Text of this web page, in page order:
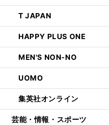
T JAPAN
HAPPY PLUS ONE
MEN'S NON-NO
UOMO
集英社オンライン
芸能・情報・スポーツ